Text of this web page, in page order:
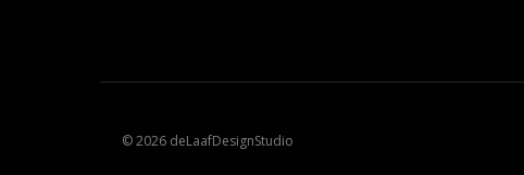
© 2026 deLaafDesignStudio